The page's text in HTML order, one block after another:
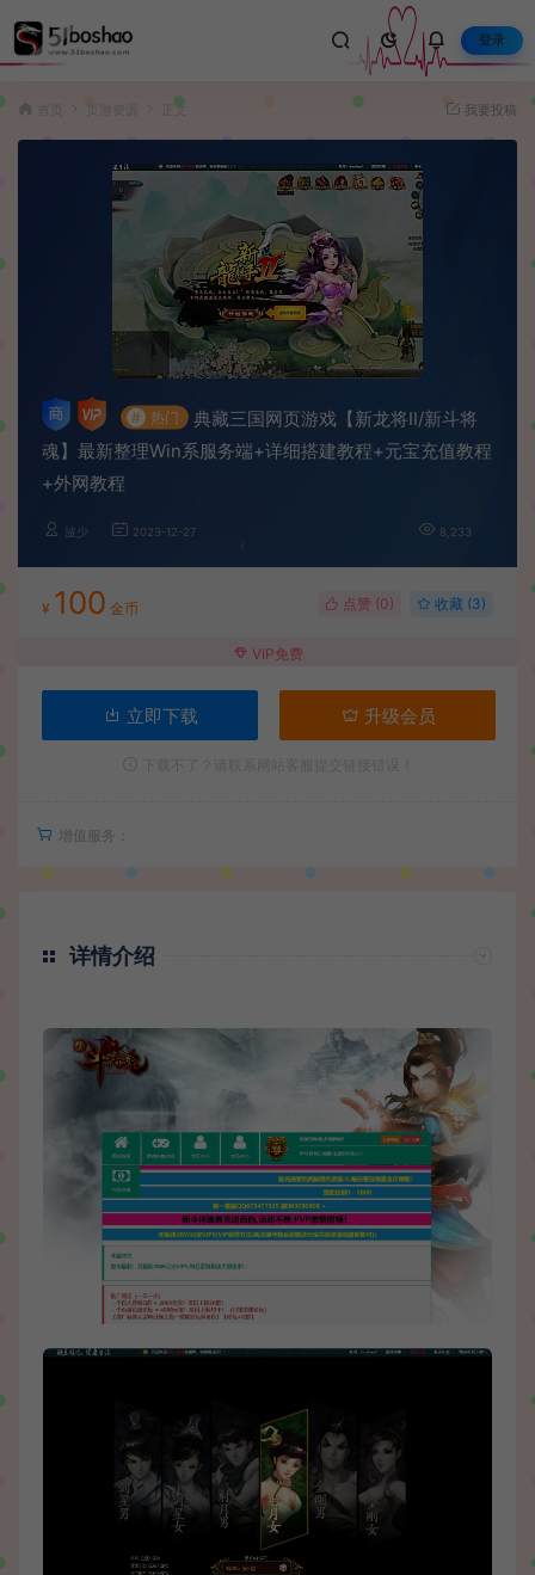
登录
页游资源 正文 我要投稿
# 热门
典藏三国网页游戏【新龙将Ⅱ/新斗将
魂】最新整理Win系服务端+详细搭建教程+元宝充值教程
+外网教程
波少 2023-12-27 8,233
¥ 100 金币 点赞 (0) 收藏 (3)
VIP免费
立即下载 升级会员
增值服务：
详情介绍